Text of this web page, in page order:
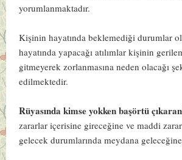
yorumlanmaktadır.
Kişinin hayatında beklemediği durumlar
hayatında yapacağı atılımlar kişinin
gitmeyerek zorlanmasına neden olacağı
edilmektedir.
Rüyasında kimse yokken başörtü
zararlar içerisine gireceğine ve maddi
gelecek durumlarında meydana